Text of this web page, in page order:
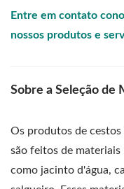
Entre em contato
nossos produtos e
Sobre a Seleção de
Os produtos de
são feitos de materiais
como jacinto d'água,